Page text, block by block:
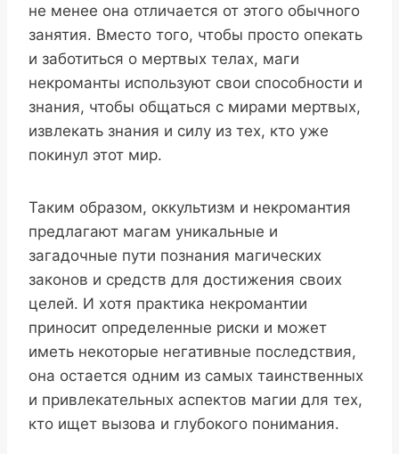
не менее она отличается от этого обычного
занятия. Вместо того, чтобы просто опекать
и заботиться о мертвых телах, маги
некроманты используют свои способности и
знания, чтобы общаться с мирами мертвых,
извлекать знания и силу из тех, кто уже
покинул этот мир.
Таким образом, оккультизм и некромантия
предлагают магам уникальные и
загадочные пути познания магических
законов и средств для достижения своих
целей. И хотя практика некромантии
приносит определенные риски и может
иметь некоторые негативные последствия,
она остается одним из самых таинственных
и привлекательных аспектов магии для тех,
кто ищет вызова и глубокого понимания.